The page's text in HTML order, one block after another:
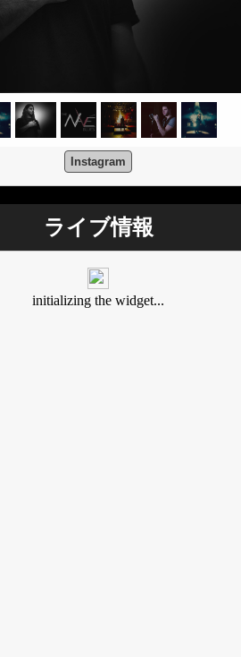
Instagram
ライブ情報